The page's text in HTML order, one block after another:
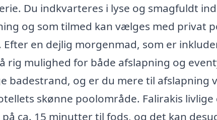
Du indkvarteres i lyse og smagfuldt
og som tilmed kan vælges med privat
Efter en dejlig morgenmad, som er
rig mulighed for både afslapning og
badestrand, og er du mere til
skønne poolområde. Falirakis
ca. 15 minutter til fods, og det kan